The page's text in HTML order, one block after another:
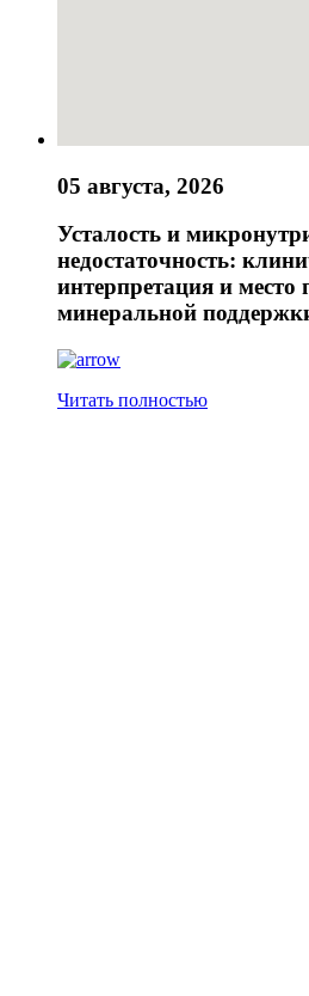
05 августа, 2026
Усталость и
недостаточность:
интерпретация и
минеральной
Читать полностью